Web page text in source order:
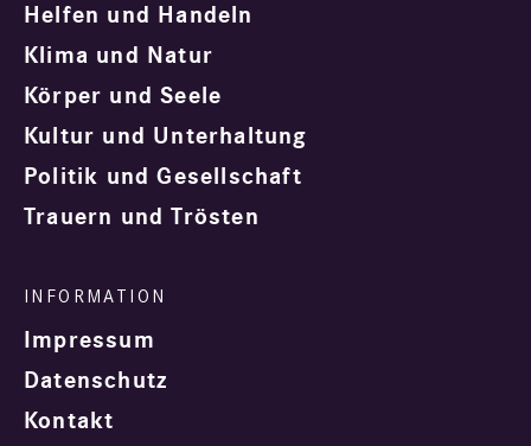
Helfen und Handeln
Klima und Natur
Körper und Seele
Kultur und Unterhaltung
Politik und Gesellschaft
Trauern und Trösten
Impressum
Datenschutz
Kontakt